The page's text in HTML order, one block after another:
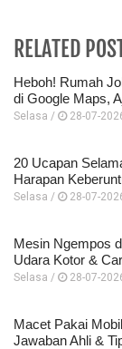
RELATED
Heboh! Rumah
di Google Maps,
Selasa / 28-07-
20 Ucapan
Harapan
Selasa / 28-07-
Mesin Ngempos
Udara Kotor &
Selasa / 28-07-
Macet Pakai
Jawaban Ahli &